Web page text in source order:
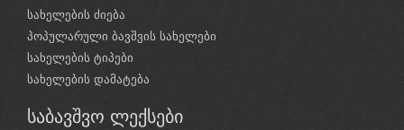
სახელების ძიება
პოპულარული ბავშვის სახელები
სახელების ტიპები
სახელების დამატება
საბავშვო ლექსები